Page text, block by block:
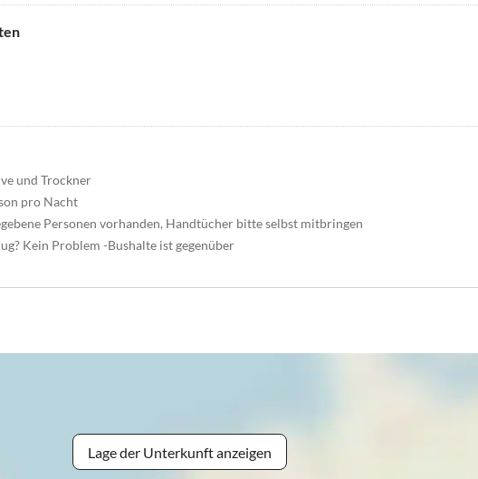
und Trockner
pro Nacht
Personen vorhanden, Handtücher bitte selbst mitbringen
Kein Problem -Bushalte ist gegenüber
Lage der Unterkunft anzeigen